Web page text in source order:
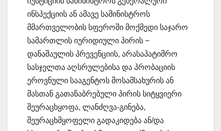
ინსპექციის ან ამავე სამინისტროს
მმართველობის სფეროში მოქმედი საჯარო
სამართლის იურიდიული პირის −
დანაშაულის პრევენციის, არასაპატიმრო
სასჯელთა აღსრულებისა და პრობაციის
ეროვნული სააგენტოს მოსამსახურის ან
მასთან გათანაბრებული პირის სიტყვიერი
შეურაცხყოფა, ლანძღვა-გინება,
შეურაცხმყოფელი გადაკიდება ან/და